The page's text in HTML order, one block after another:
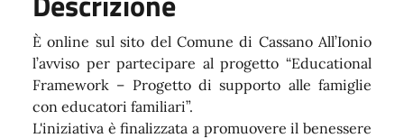
È online sul sito del Comune di Cassano All’Ionio
l’avviso per partecipare al progetto “Educational
Framework – Progetto di supporto alle famiglie
con educatori familiari”.
L'iniziativa è finalizzata a promuovere il benessere